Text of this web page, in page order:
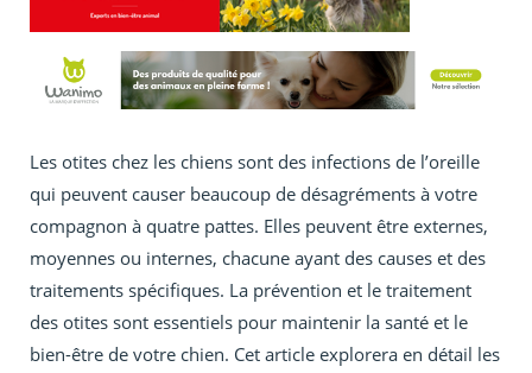
Les otites chez les chiens sont des infections de l’oreille
qui peuvent causer beaucoup de désagréments à votre
compagnon à quatre pattes. Elles peuvent être externes,
moyennes ou internes, chacune ayant des causes et des
traitements spécifiques. La prévention et le traitement
des otites sont essentiels pour maintenir la santé et le
bien-être de votre chien. Cet article explorera en détail les